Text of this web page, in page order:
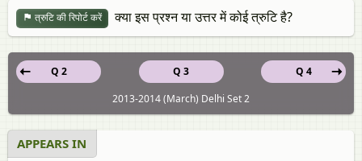
त्रुटि की रिपोर्ट करें क्या इस प्रश्न या उत्तर में कोई त्रुटि है?
Q 3
Q 2
Q 4
2013-2014 (March) Delhi Set 2
APPEARS IN